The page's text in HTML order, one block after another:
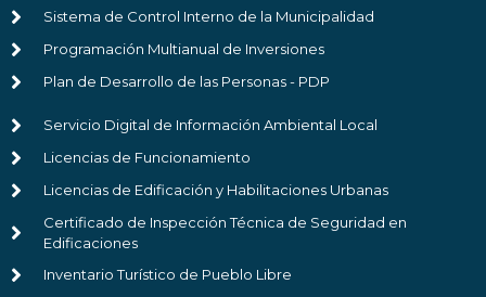
Sistema de Control Interno de la Municipalidad
Programación Multianual de Inversiones
Plan de Desarrollo de las Personas - PDP
Servicio Digital de Información Ambiental Local
Licencias de Funcionamiento
Licencias de Edificación y Habilitaciones Urbanas
Certificado de Inspección Técnica de Seguridad en
Edificaciones
Inventario Turístico de Pueblo Libre